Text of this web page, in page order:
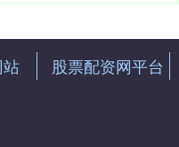
股票配资网平台